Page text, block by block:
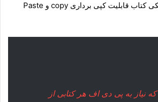
شود.نسخه الکترونیکی کتاب قابلیت کپی برداری copy و Paste
نیاز به پی دی اف هر کتابی از